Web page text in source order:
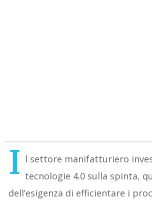
I l settore manifatturiero
tecnologie 4.0 sulla spinta,
dell’esigenza di efficientare i